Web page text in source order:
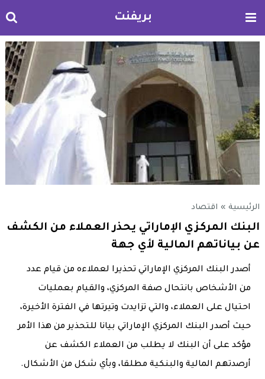
بريفنت
الرئيسية » اقتصاد
البنك المركزي الإماراتي يحذر العملاء من الكشف
عن بياناتهم المالية لأي جهة
أصدر البنك المركزي الإماراتي تحذيرا لعملاءه من قيام عدد
من الأشخاص بانتحال صفة المركزي، والقيام بعمليات
احتيال على العملاء، والتي تزايدت وتيرتها في الفترة الأخيرة،
حيث أصدر البنك المركزي الإماراتي بيانا للتحذير من هذا الأمر
مؤكد على أن البنك لا يطلب من العملاء الكشف عن
أرصدتهم المالية والبنكية مطلقا، وبأي شكل من الأشكال.